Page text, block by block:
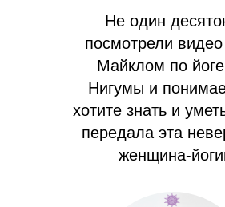
Не один
посмотрели
Майклом по
Нигумы и
хотите знать и
передала эта
женщина-